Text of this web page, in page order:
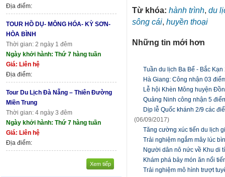
Địa điểm:
TOUR HỒ DỤ- MÔNG HÓA- KỲ SƠN-
HÒA BÌNH
Thời gian: 2 ngày 1 đêm
Ngày khởi hành: Thứ 7 hàng tuần
Giá: Liên hệ
Địa điểm:
Tour Du Lịch Đà Nẵng – Thiên Đường
Miền Trung
Thời gian: 4 ngày 3 đêm
Ngày khởi hành: Thứ 7 hàng tuần
Giá: Liên hệ
Địa điểm:
Xem tiếp
Từ khóa: hành trình, du
sông cái, huyền thoại
Những tin mới hơn
Tuần du lịch Ba Bể - Bắc Kạn
Hà Giang: Công nhận 03
Lễ hội Khèn Mông huyện
Quảng Ninh công nhận 5
Dịp lễ Quốc khánh 2/9 các
(06/09/2017)
Tăng cường xúc tiến du lịch
Trải nghiệm ngắm mây lúc
Người dân nô nức về Khu di
Khám phá bảy món ăn nổi
Trải nghiệm mô hình trượt